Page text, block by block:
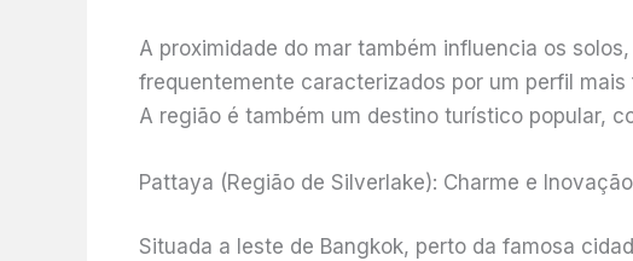
A proximidade do mar também influencia os
frequentemente caracterizados por um perfil
A região é também um destino turístico popular,
Pattaya (Região de Silverlake): Charme e Inovação
Situada a leste de Bangkok, perto da famosa